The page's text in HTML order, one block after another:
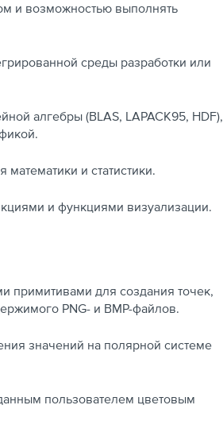
и возможностью выполнять
среды разработки или
алгебры (BLAS, LAPACK95, HDF),
и статистики.
и функциями визуализации.
примитивами для создания точек,
PNG- и BMP-файлов.
значений на полярной системе
пользователем цветовым